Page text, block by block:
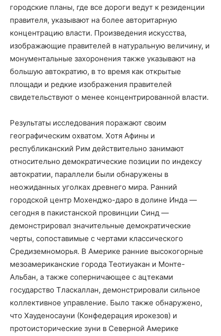
городские планы, где все дороги ведут к резиденции
правителя, указывают на более авторитарную
концентрацию власти. Произведения искусства,
изображающие правителей в натуральную величину, и
монументальные захоронения также указывают на
большую автократию, в то время как открытые
площади и редкие изображения правителей
свидетельствуют о менее концентрированной власти.
Результаты исследования поражают своим
географическим охватом. Хотя Афины и
республиканский Рим действительно занимают
относительно демократические позиции по индексу
автократии, параллели были обнаружены в
неожиданных уголках древнего мира. Ранний
городской центр Мохенджо-даро в долине Инда —
сегодня в пакистанской провинции Синд —
демонстрировал значительные демократические
черты, сопоставимые с чертами классического
Средиземноморья. В Америке ранние высокогорные
мезоамериканские города Теотиуакан и Монте-
Альбан, а также соперничающее с ацтеками
государство Тласкаллан, демонстрировали сильное
коллективное управление. Было также обнаружено,
что Хауденосауни (Конфедерация ирокезов) и
протоисторические зуни в Северной Америке